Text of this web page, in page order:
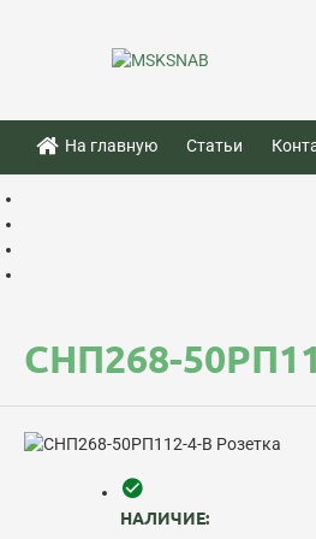
На главную Статьи
СНП268-
НАЛИЧИЕ: